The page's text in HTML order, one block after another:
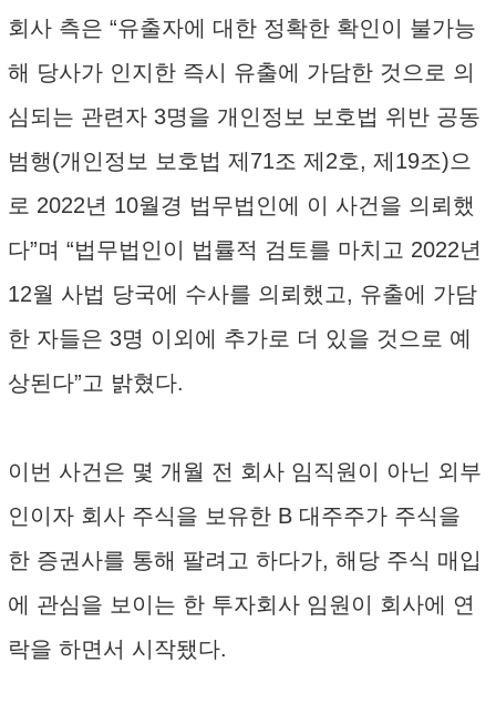
회사 측은 “유출자에 대한 정확한 확인이 불가능
해 당사가 인지한 즉시 유출에 가담한 것으로 의
심되는 관련자 3명을 개인정보 보호법 위반 공동
범행(개인정보 보호법 제71조 제2호, 제19조)으
로 2022년 10월경 법무법인에 이 사건을 의뢰했
다”며 “법무법인이 법률적 검토를 마치고 2022년
12월 사법 당국에 수사를 의뢰했고, 유출에 가담
한 자들은 3명 이외에 추가로 더 있을 것으로 예
상된다”고 밝혔다.
이번 사건은 몇 개월 전 회사 임직원이 아닌 외부
인이자 회사 주식을 보유한 B 대주주가 주식을
한 증권사를 통해 팔려고 하다가, 해당 주식 매입
에 관심을 보이는 한 투자회사 임원이 회사에 연
락을 하면서 시작됐다.